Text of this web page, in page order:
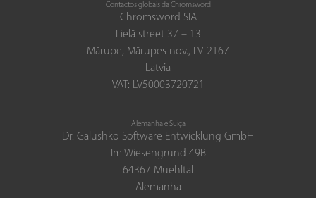
Contactos globais da Chromsword
Chromsword SIA
Lielā street 37 – 13
Mārupe, Mārupes nov., LV-2167
Latvia
VAT: LV50003720721
Alemanha e Suíça
Dr. Galushko Software Entwicklung GmbH
Im Wiesengrund 49B
64367 Muehltal
Alemanha